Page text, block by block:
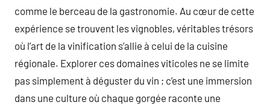
comme le berceau de la gastronomie. Au cœur de cette
expérience se trouvent les vignobles, véritables trésors
où l’art de la vinification s’allie à celui de la cuisine
régionale. Explorer ces domaines viticoles ne se limite
pas simplement à déguster du vin ; c’est une immersion
dans une culture où chaque gorgée raconte une